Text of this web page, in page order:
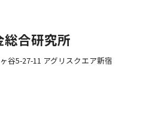
合研究所
谷5-27-11 アグリスクエア新宿